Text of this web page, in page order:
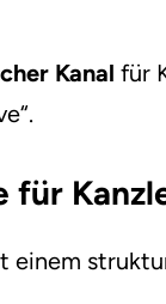
Kanal für
für